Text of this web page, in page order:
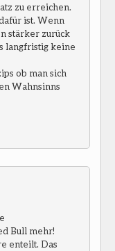
zu erreichen.
ist. Wenn
stärker zurück
langfristig keine
ob man sich
Wahnsinns
Bull mehr!
enteilt. Das